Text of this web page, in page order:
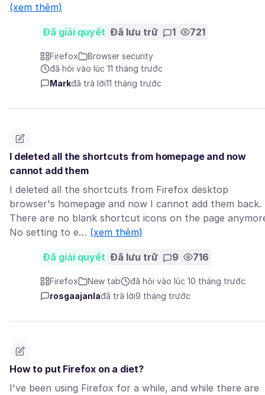
(xem thêm)
Đã giải quyết Đã lưu trữ 1 721
Firefox
Browser security
đã hỏi vào lúc 11 tháng trước
Markđã trả lời11 tháng trước
I deleted all the shortcuts from homepage and now
cannot add them
I deleted all the shortcuts from Firefox desktop
browser's homepage and now I cannot add them back.
There are no blank shortcut icons on the page
No setting to e… (xem thêm)
Đã giải quyết Đã lưu trữ 9 716
Firefox New tab
đã hỏi vào lúc 10 tháng trước
rosgaajanlađã trả lời9 tháng trước
How to put Firefox on a diet?
I've been using Firefox for a while, and while there are